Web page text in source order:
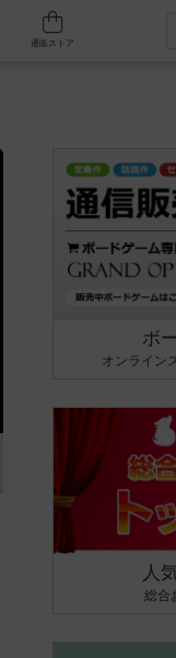
人気ボードゲーム
ボ
オンライン
人
総合